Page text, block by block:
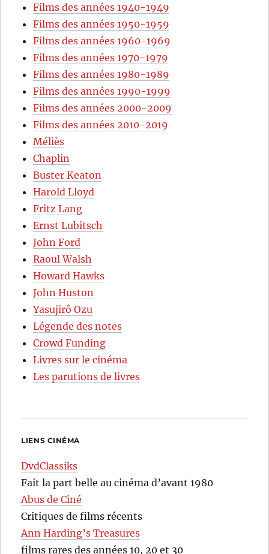
Films des années 1940-1949
Films des années 1950-1959
Films des années 1960-1969
Films des années 1970-1979
Films des années 1980-1989
Films des années 1990-1999
Films des années 2000-2009
Films des années 2010-2019
Méliès
Chaplin
Buster Keaton
Harold Lloyd
Fritz Lang
Ernst Lubitsch
John Ford
Raoul Walsh
Howard Hawks
John Huston
Yasujirô Ozu
Légende des notes
Crowd Funding
Livres sur le cinéma
Les parutions de livres
LIENS CINÉMA
DvdClassiks
Fait la part belle au cinéma d’avant 1980
Abus de Ciné
Critiques de films récents
Ann Harding’s Treasures
films rares des années 10, 20 et 30